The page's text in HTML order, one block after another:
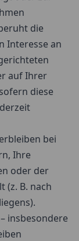
die
Interesse an
auf Ihrer
diese
bei
Ihre
oder der
(z. B. nach
insbesondere